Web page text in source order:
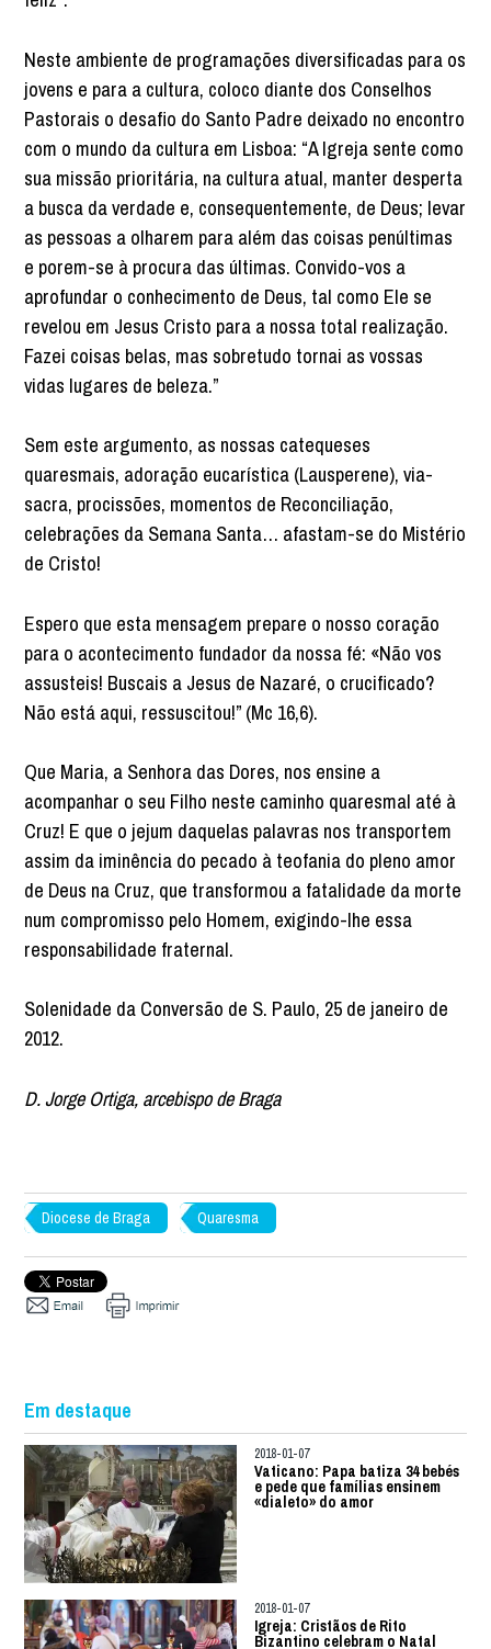
Neste ambiente de programações diversificadas para os
jovens e para a cultura, coloco diante dos Conselhos
Pastorais o desafio do Santo Padre deixado no encontro
com o mundo da cultura em Lisboa: “A Igreja sente como
sua missão prioritária, na cultura atual, manter desperta
a busca da verdade e, consequentemente, de Deus; levar
as pessoas a olharem para além das coisas penúltimas
e porem-se à procura das últimas. Convido-vos a
aprofundar o conhecimento de Deus, tal como Ele se
revelou em Jesus Cristo para a nossa total realização.
Fazei coisas belas, mas sobretudo tornai as vossas
vidas lugares de beleza.”
Sem este argumento, as nossas catequeses
quaresmais, adoração eucarística (Lausperene), via-
sacra, procissões, momentos de Reconciliação,
celebrações da Semana Santa… afastam-se do Mistério
de Cristo!
Espero que esta mensagem prepare o nosso coração
para o acontecimento fundador da nossa fé: «Não vos
assusteis! Buscais a Jesus de Nazaré, o crucificado?
Não está aqui, ressuscitou!” (Mc 16,6).
Que Maria, a Senhora das Dores, nos ensine a
acompanhar o seu Filho neste caminho quaresmal até à
Cruz! E que o jejum daquelas palavras nos transportem
assim da iminência do pecado à teofania do pleno amor
de Deus na Cruz, que transformou a fatalidade da morte
num compromisso pelo Homem, exigindo-lhe essa
responsabilidade fraternal.
Solenidade da Conversão de S. Paulo, 25 de janeiro de
2012.
D. Jorge Ortiga, arcebispo de Braga
Diocese de Braga Quaresma
Em destaque
2018-01-07
Vaticano: Papa batiza 34 bebés
e pede que famílias ensinem
«dialeto» do amor
2018-01-07
Igreja: Cristãos de Rito
Bizantino celebram o Natal